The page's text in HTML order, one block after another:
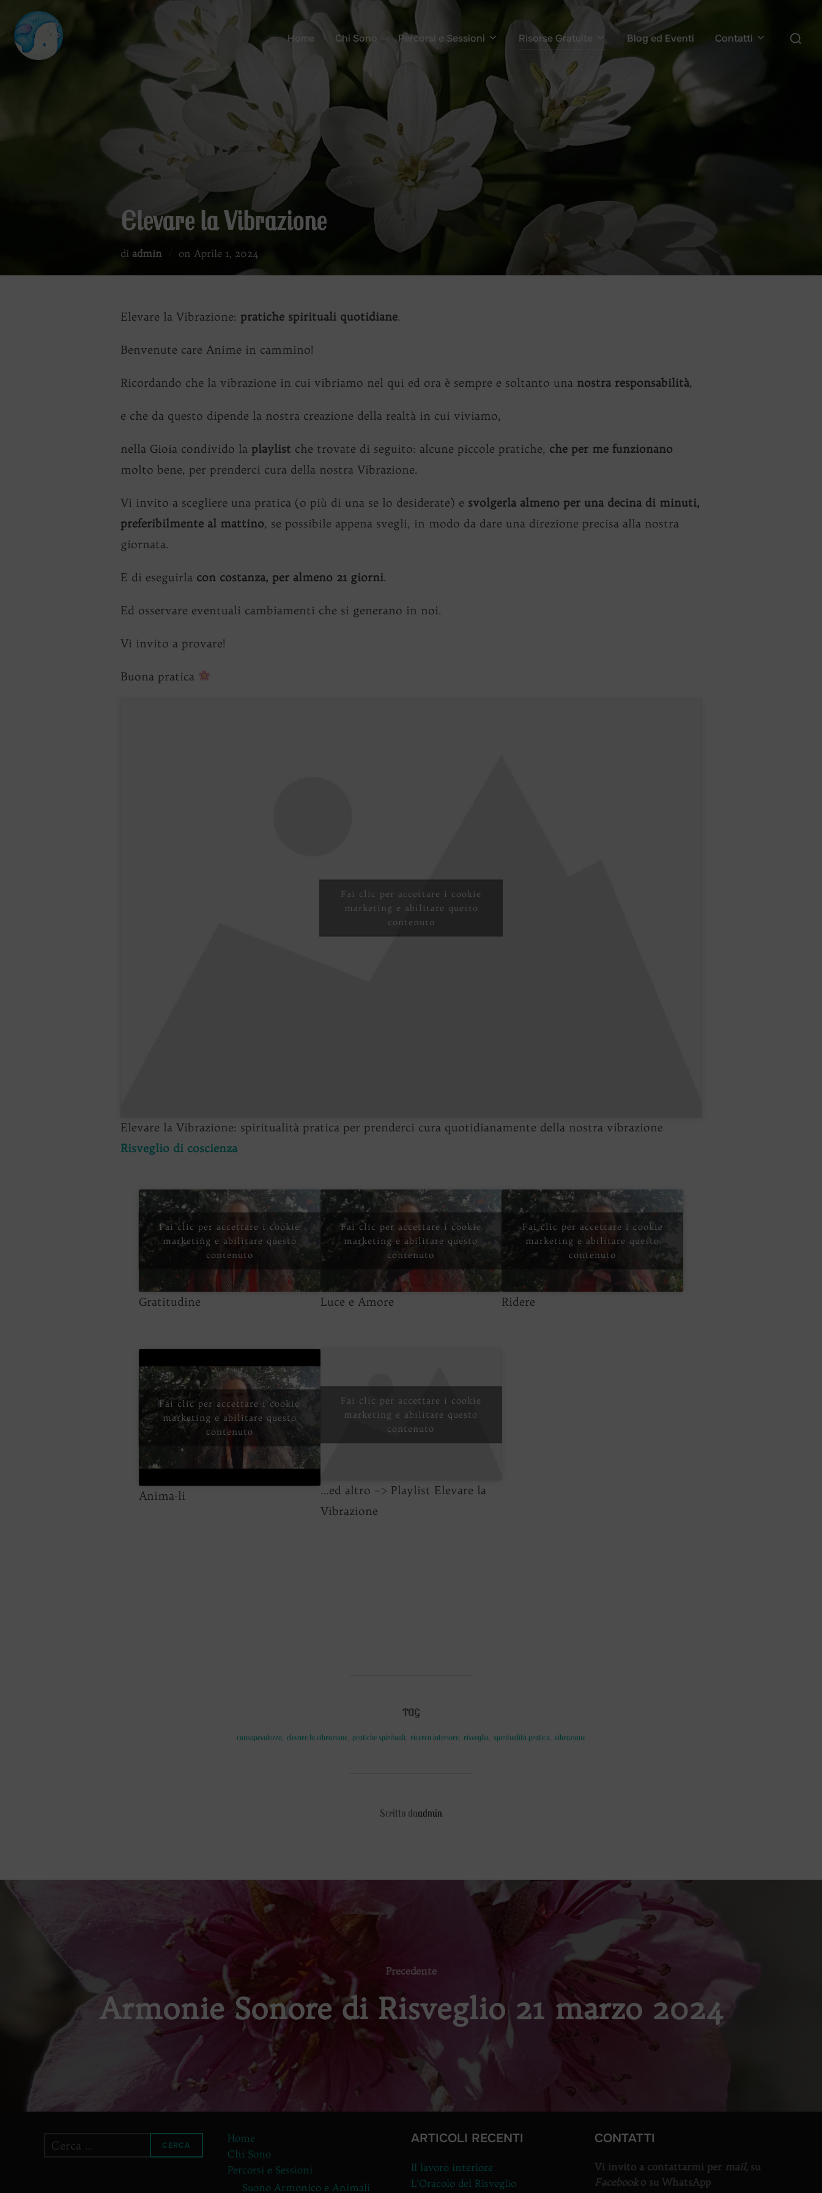
contenuto
Home Chi Sono Percorsi e Sessioni Risorse Gratuite Blog ed Eventi Contatti
Cerca
Elevare la Vibrazione
di admin on Pubblicato
Aprile 1, 2024
Elevare la Vibrazione: pratiche spirituali quotidiane.
Benvenute care Anime in cammino!
Ricordando che la vibrazione in cui vibriamo nel qui ed ora è sempre e soltanto una nostra responsabilità,
e che da questo dipende la nostra creazione della realtà in cui viviamo,
nella Gioia condivido la playlist che trovate di seguito: alcune piccole pratiche, che per me funzionano
molto bene, per prenderci cura della nostra Vibrazione.
Vi invito a scegliere una pratica (o più di una se lo desiderate) e svolgerla almeno per una decina di minuti,
preferibilmente al mattino, se possibile appena svegli, in modo da dare una direzione precisa alla nostra
giornata.
E di eseguirla con costanza, per almeno 21 giorni.
Ed osservare eventuali cambiamenti che si generano in noi.
Vi invito a provare!
Buona pratica
Fai clic per accettare i cookie
marketing e abilitare questo
contenuto
Elevare la Vibrazione: spiritualità pratica per prenderci cura quotidianamente della nostra vibrazione
Risveglio di coscienza
Fai clic per accettare i cookie
marketing e abilitare questo
contenuto
Gratitudine
Fai clic per accettare i cookie
marketing e abilitare questo
contenuto
Luce e Amore
Fai clic per accettare i cookie
marketing e abilitare questo
contenuto
Ridere
Fai clic per accettare i cookie
marketing e abilitare questo
contenuto
Anima-li
Fai clic per accettare i cookie
marketing e abilitare questo
contenuto
…ed altro –> Playlist Elevare la
Vibrazione
TAG
consapevolezza elevare la vibrazione pratiche spirituali ricerca interiore risveglio spiritualità pratica vibrazione
AUTORE DELL'ARTICOLO
Scritto daadmin
Navigazione
Precedente
Precedente
Armonie Sonore di Risveglio 21 marzo 2024
Cerca
CERCA
Home
Chi Sono
Percorsi e Sessioni
Suono Armonico e Animali
ARTICOLI RECENTI
Il lavoro interiore
L’Oracolo del Risveglio
CONTATTI
Vi invito a contattarmi per mail, su
Facebooko su WhatsApp